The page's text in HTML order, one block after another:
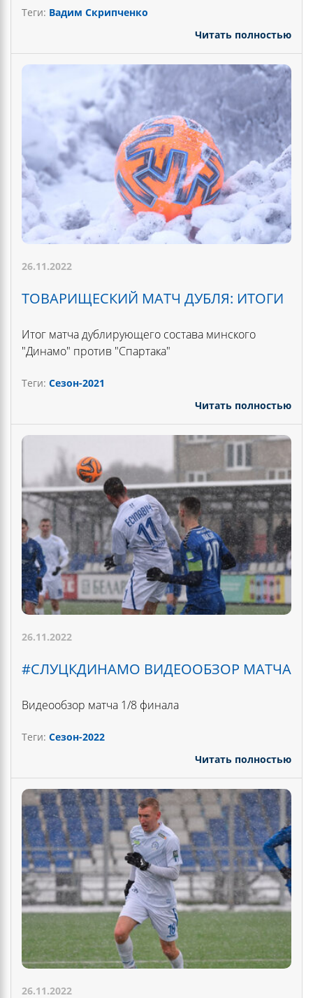
Теги: Вадим Скрипченко
Читать полностью
26.11.2022
ТОВАРИЩЕСКИЙ МАТЧ ДУБЛЯ: ИТОГИ
Итог матча дублирующего состава минского
"Динамо" против "Спартака"
Теги: Сезон-2021
Читать полностью
26.11.2022
#СЛУЦКДИНАМО ВИДЕООБЗОР МАТЧА
Видеообзор матча 1/8 финала
Теги: Сезон-2022
Читать полностью
26.11.2022